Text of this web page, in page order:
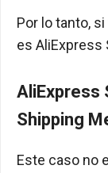
Por lo tanto,
es AliExpress
AliExpress
Shipping
Este caso no